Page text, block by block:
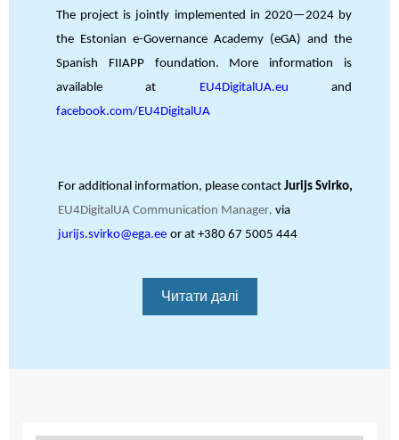
The project is jointly implemented in 2020—2024 by
the Estonian e-Governance Academy (eGA) and the
Spanish FIIAPP foundation. More information is
available at EU4DigitalUA.eu and
facebook.com/EU4DigitalUA
For additional information, please contact Jurijs Svirko,
EU4DigitalUA Communication Manager, via
jurijs.svirko@ega.ee or at +380 67 5005 444
Читати далі